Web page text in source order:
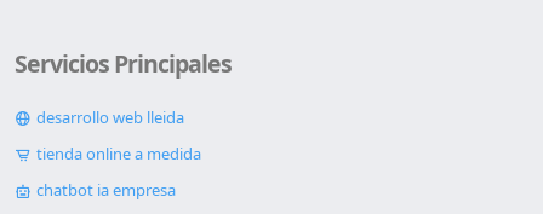
Servicios Principales
desarrollo web lleida
tienda online a medida
chatbot ia empresa